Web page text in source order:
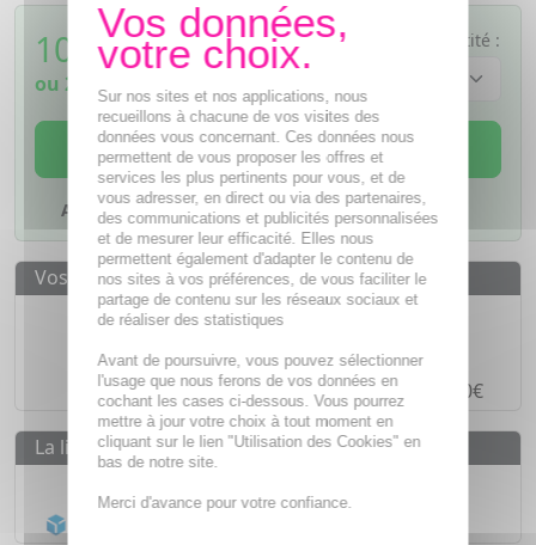
10,38€ TTC
ou 2,60€ si 4 fois sans frais
Quantité :
AJOUTER AU PANIER
Ajouter à mes favoris
Vos avantages
Des prixIMBATTABLES
Paiement en ligneSÉCURISÉ
Paiement en4 fois sans fraisà partir de 30€
La livraison
Sur nos sites et nos applications, nous
recueillons à chacune de vos visites des
données vous concernant. Ces données nous
permettent de vous proposer les offres et
services les plus pertinents pour vous, et de
vous adresser, en direct ou via des partenaires,
des communications et publicités personnalisées
et de mesurer leur efficacité. Elles nous
permettent également d'adapter le contenu de
nos sites à vos préférences, de vous faciliter le
partage de contenu sur les réseaux sociaux et
de réaliser des statistiques
Avant de poursuivre, vous pouvez sélectionner
l'usage que nous ferons de vos données en
cochant les cases ci-dessous. Vous pourrez
mettre à jour votre choix à tout moment en
cliquant sur le lien "Utilisation des Cookies" en
bas de notre site.
Merci d'avance pour votre confiance.